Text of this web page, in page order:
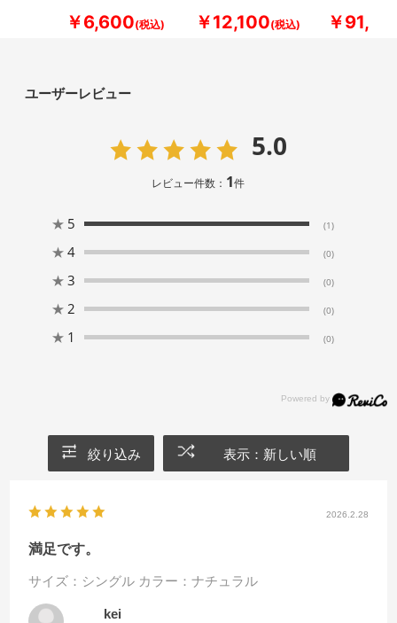
￥6,600 ￥12,100 ￥
ユーザーレビュー
5.0
レビュー件数： 1件
★ 5 (1)
★ 4 (0)
★ 3 (0)
★ 2 (0)
★ 1 (0)
絞り込み 表示：新しい順
2026.2.28
満足です。
サイズ：シングル カラー：ナチュラル
kei